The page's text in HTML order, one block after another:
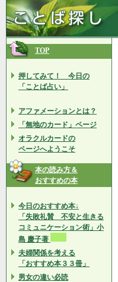
TOP
押してみて！ 今日の
「ことば占い」
アファメーションとは？
「無地のカード」ページ
オラクルカードの
ページへようこそ
本の読み方＆
おすすめの本
今日のおすすめ本↓
「失敗礼賛 不安と生きる
コミュニケーション術」小
島 慶子著
夫婦関係を考える
「おすすめ本３３冊」
男女の違い必読